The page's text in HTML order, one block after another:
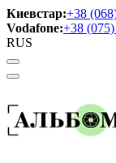
Киевстар:+38
Vodafone:+38
RUS